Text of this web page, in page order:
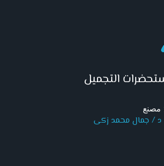
التجميل
د / جمال محمد زكى